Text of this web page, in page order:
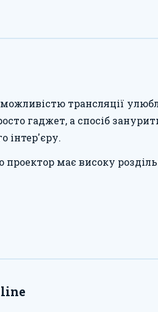
трансляції
гаджет, а спосіб
інтер'єру.
проектор має високу